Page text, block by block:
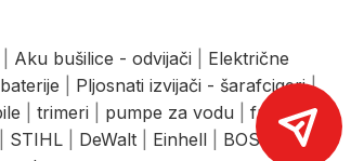
Aku bušilice - odvijači
Električne
Pljosnati izvijači - šarafcigeri|
trimeri pumpe za vodu freze|
STIHL DeWalt Einhell BOSCH
|